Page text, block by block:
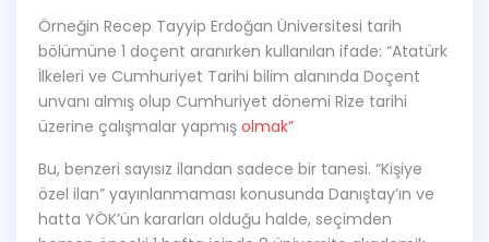
Örneğin Recep Tayyip Erdoğan Üniversitesi tarih
bölümüne 1 doçent aranırken kullanılan ifade: “Atatürk
İlkeleri ve Cumhuriyet Tarihi bilim alanında Doçent
unvanı almış olup Cumhuriyet dönemi Rize tarihi
üzerine çalışmalar yapmış olmak”
Bu, benzeri sayısız ilandan sadece bir tanesi. “Kişiye
özel ilan” yayınlanmaması konusunda Danıştay’ın ve
hatta YÖK’ün kararları olduğu halde, seçimden